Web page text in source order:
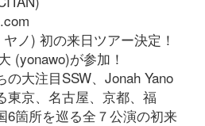
ノ) 初の来日ツアー決定！
(yonawo)が参加！
大注目SSW、Jonah Yano
東京、名古屋、京都、福
6箇所を巡る全７公演の初来